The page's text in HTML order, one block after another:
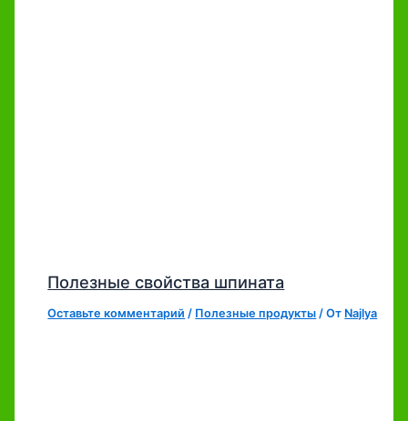
Полезные свойства шпината
Оставьте комментарий / Полезные продукты / От Najlya